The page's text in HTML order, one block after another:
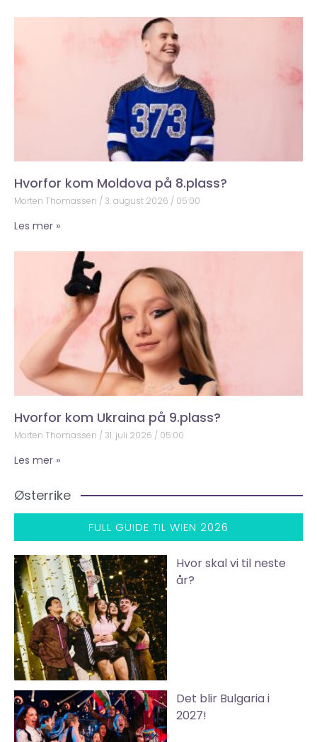
Hvorfor kom Moldova på 8.plass?
Morten Thomassen 3. august 2026 05:00
Les mer »
Hvorfor kom Ukraina på 9.plass?
Morten Thomassen 31. juli 2026 05:00
Les mer »
Østerrike
FULL GUIDE TIL WIEN 2026
Hvor skal vi til neste
år?
Det blir Bulgaria i
2027!